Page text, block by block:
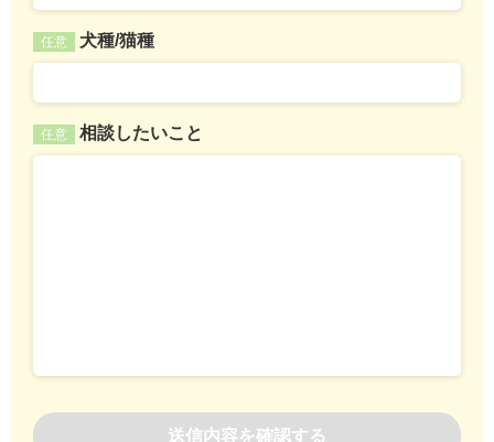
任意 犬種/猫種
任意 相談したいこと